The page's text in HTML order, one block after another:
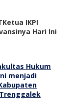
IKPI
Hari Ini